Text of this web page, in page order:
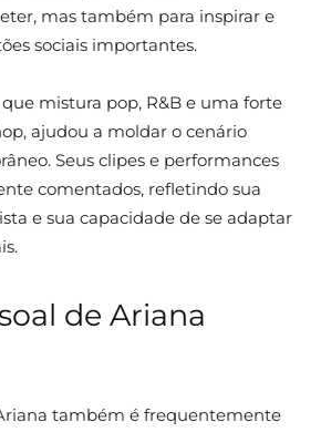
mas também para inspirar e
sociais importantes.
mistura pop, R&B e uma forte
ajudou a moldar o cenário
Seus clipes e performances
comentados, refletindo sua
e sua capacidade de se adaptar
de Ariana
também é frequentemente